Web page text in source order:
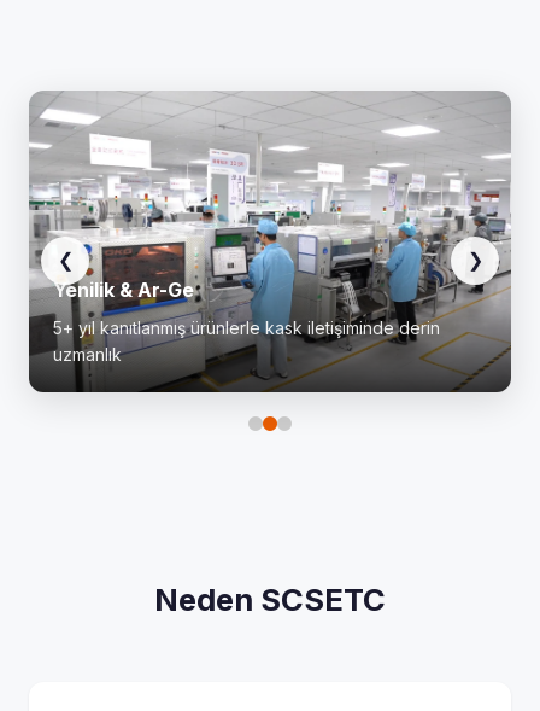
Yenilik & Ar-Ge
5+ yıl kanıtlanmış ürünlerle kask iletişiminde derin
uzmanlık
❮ ❯
Neden SCSETC